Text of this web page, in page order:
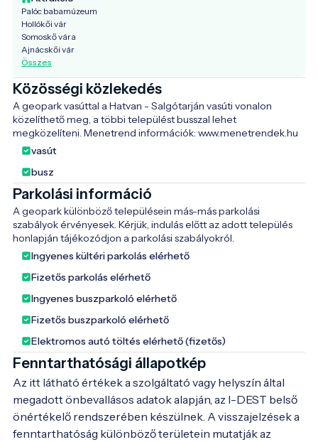
Palóc babamúzeum
Hollókői vár
Somoskő vára
Ajnácskői vár
Összes
Közösségi közlekedés
A geopark vasúttal a Hatvan - Salgótarján vasúti vonalon
közelíthető meg, a többi települést busszal lehet
megközelíteni. Menetrend információk: www.menetrendek.hu
vasút
busz
Parkolási információ
A geopark különböző településein más-más parkolási
szabályok érvényesek. Kérjük, indulás előtt az adott település
honlapján tájékozódjon a parkolási szabályokról.
Ingyenes kültéri parkolás elérhető
Fizetős parkolás elérhető
Ingyenes buszparkoló elérhető
Fizetős buszparkoló elérhető
Elektromos autó töltés elérhető (fizetős)
Fenntarthatósági állapotkép
Az itt látható értékek a szolgáltató vagy helyszín által
megadott önbevallásos adatok alapján, az I-DEST belső
önértékelő rendszerében készülnek. A visszajelzések a
fenntarthatóság különböző területein mutatják az